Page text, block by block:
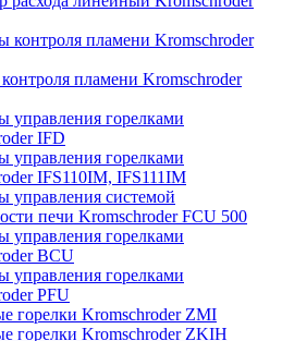
контроля пламени Kromschroder
пламени Kromschroder
управления горелками
IFD
управления горелками
IFS110IM, IFS111IM
управления системой
печи Kromschroder FCU 500
управления горелками
BCU
управления горелками
PFU
горелки Kromschroder ZМI
горелки Kromschroder ZKIH